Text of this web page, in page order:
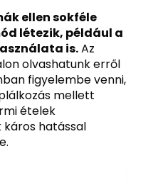
ellen sokféle
létezik, például a
is.Az
olvashatunk erről
figyelembe venni,
mellett
ételek
káros hatással